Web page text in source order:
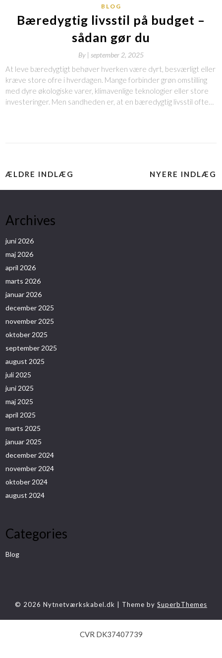
BLOG
Bæredygtig livsstil på budget –
sådan gør du
By | september 2, 2025
At leve bæredygtigt behøver hverken være dyrt, besværligt eller
kræve store ofre i hverdagen. Mange forbinder grøn omstilling
med dyre økologiske varer, klimavenlige teknologier eller store
investeringer. Men sandheden er, at en bæredygtig livsstil ofte…
ÆLDRE INDLÆG NYERE INDLÆG
Archives
juni 2026
maj 2026
april 2026
marts 2026
januar 2026
december 2025
november 2025
oktober 2025
september 2025
august 2025
juli 2025
juni 2025
maj 2025
april 2025
marts 2025
januar 2025
december 2024
november 2024
oktober 2024
august 2024
Categories
Blog
© 2026 Nytnetværkskabel.dk | Theme by SuperbThemes
CVR DK37407739